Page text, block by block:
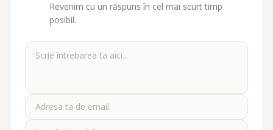
Revenim cu un răspuns în cel mai scurt timp
posibil.